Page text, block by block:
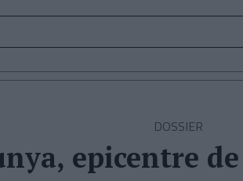
DOSSIER
epicentre